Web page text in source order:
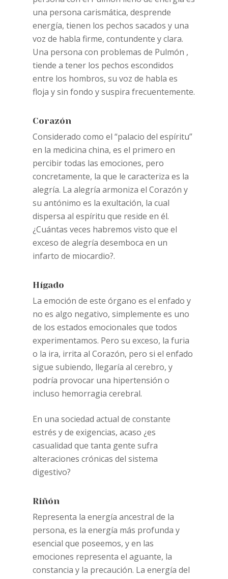
una persona carismática, desprende
energía, tienen los pechos sacados y una
voz de habla firme, contundente y clara.
Una persona con problemas de Pulmón ,
tiende a tener los pechos escondidos
entre los hombros, su voz de habla es
floja y sin fondo y suspira frecuentemente.
Corazón
Considerado como el “palacio del espíritu”
en la medicina china, es el primero en
percibir todas las emociones, pero
concretamente, la que le caracteriza es la
alegría. La alegría armoniza el Corazón y
su antónimo es la exultación, la cual
dispersa al espíritu que reside en él.
¿Cuántas veces habremos visto que el
exceso de alegría desemboca en un
infarto de miocardio?.
Hígado
La emoción de este órgano es el enfado y
no es algo negativo, simplemente es uno
de los estados emocionales que todos
experimentamos. Pero su exceso, la furia
o la ira, irrita al Corazón, pero si el enfado
sigue subiendo, llegaría al cerebro, y
podría provocar una hipertensión o
incluso hemorragia cerebral.
En una sociedad actual de constante
estrés y de exigencias, acaso ¿es
casualidad que tanta gente sufra
alteraciones crónicas del sistema
digestivo?
Riñón
Representa la energía ancestral de la
persona, es la energía más profunda y
esencial que poseemos, y en las
emociones representa el aguante, la
constancia y la precaución. La energía del